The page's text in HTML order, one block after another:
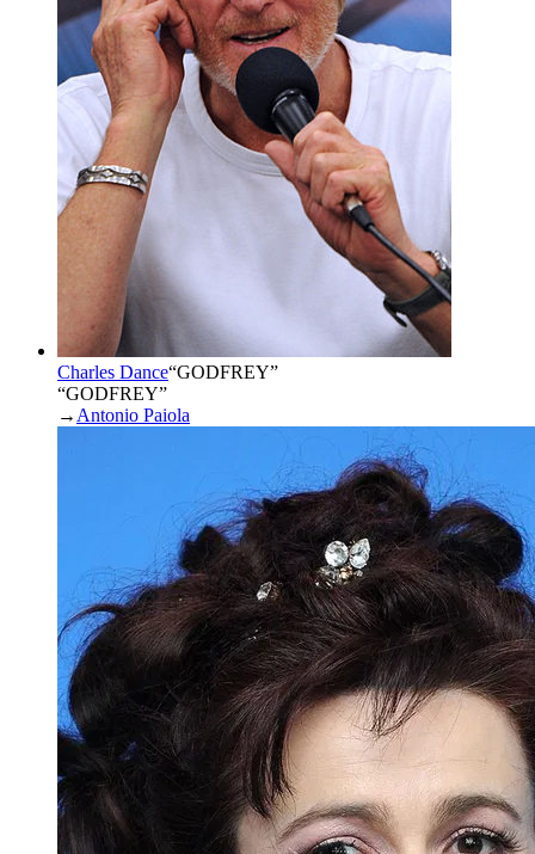
Charles Dance“GODFREY”
“GODFREY”
→ Antonio Paiola